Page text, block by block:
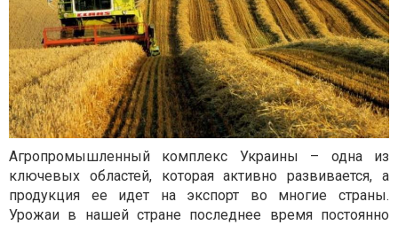
Агропромышленный комплекс Украины – одна из
ключевых областей, которая активно развивается, а
продукция ее идет на экспорт во многие страны.
Урожаи в нашей стране последнее время постоянно